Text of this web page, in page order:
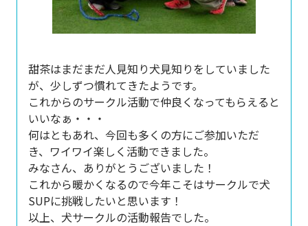
甜茶はまだまだ人見知り犬見知りをしていました
が、少しずつ慣れてきたようです。
これからのサークル活動で仲良くなってもらえると
いいなぁ・・・
何はともあれ、今回も多くの方にご参加いただ
き、ワイワイ楽しく活動できました。
みなさん、ありがとうございました！
これから暖かくなるので今年こそはサークルで犬
SUPに挑戦したいと思います！
以上、犬サークルの活動報告でした。